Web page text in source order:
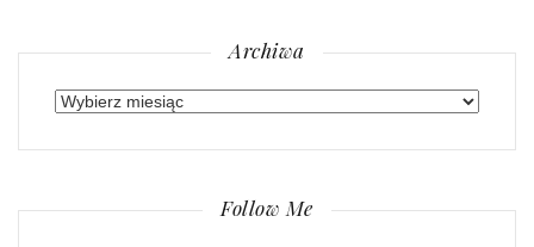
Archiwa
Archiwa
Follow Me